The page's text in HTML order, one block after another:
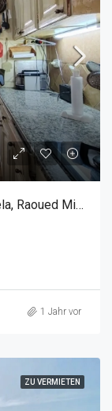
S+4 Villa Zu Verkaufen In Cité El Ghazela, Raoued Mit Pool
1 Jahr vor
ZU VERMIETEN